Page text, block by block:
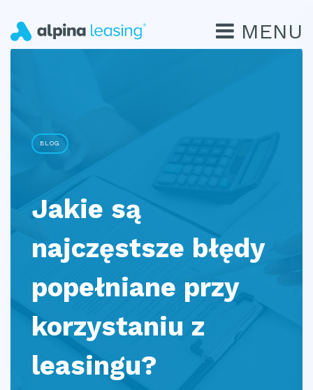
MENU
BLOG
Jakie są
najczęstsze błędy
popełniane przy
korzystaniu z
leasingu?